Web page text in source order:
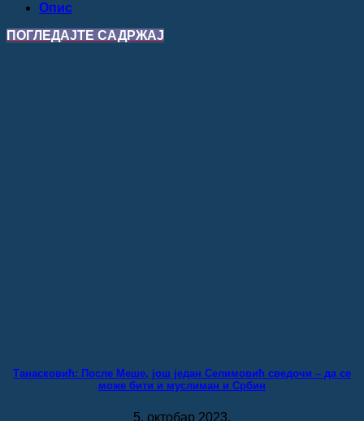
Опис
ПОГЛЕДАЈТЕ САДРЖАЈ
Танасковић: После Меше, још један Селимовић сведочи – да се
може бити и муслиман и Србин
5. октобар 2023.